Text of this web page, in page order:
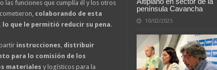
península Cavancha
10/02/2025
las funciones que cumplía él y los otros
colaborando de esta
que le permitió reducir su pena.
instrucciones, distribuir
para lo comisión de los
materiales y logísticos para la